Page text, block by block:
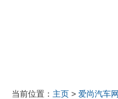
当前位置： 主页 > 爱尚汽车网